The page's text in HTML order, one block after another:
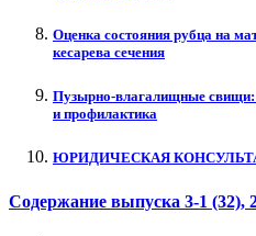
Оценка состояния рубца на
кесарева сечения
Пузырно-влагалищные свищи:
и профилактика
ЮРИДИЧЕСКАЯ
Содержание выпуска 3-1 (32),